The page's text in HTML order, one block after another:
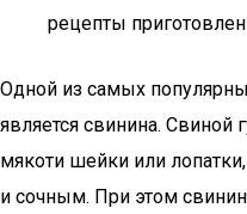
рецепты
Одной из самых
является свинина. Свиной
мякоти шейки или
и сочным. При этом